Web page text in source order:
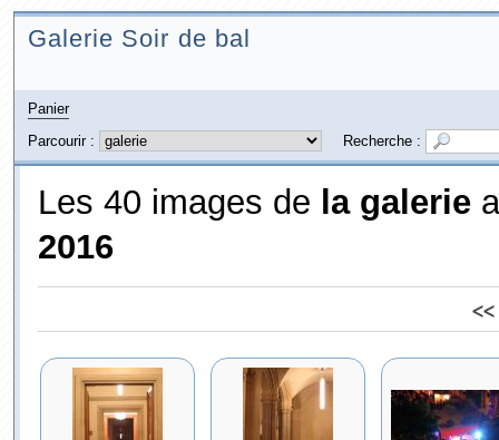
Galerie Soir de bal
Panier
Parcourir :
Recherche :
Les 40 images de la galerie
2016
<<